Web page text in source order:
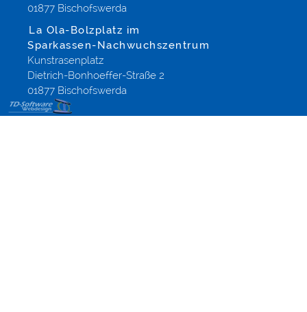
01877 Bischofswerda
La Ola-Bolzplatz im
Sparkassen-Nachwuchszentrum
Kunstrasenplatz
Dietrich-Bonhoeffer-Straße 2
01877 Bischofswerda